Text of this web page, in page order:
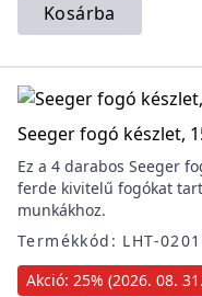
Kosárba
Seeger fogó készlet,
Ez a 4 darabos Seeger
ferde kivitelű fogókat
munkákhoz.
Termékkód: LHT-
Akció: 25% (2026. 08.